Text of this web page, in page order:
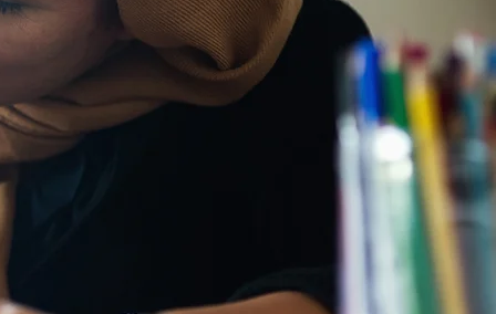
L’accompagnement et la
contribuent grandement
être mental, en ce sens qu’elles
un soutien et un sentiment
Cela est
importan